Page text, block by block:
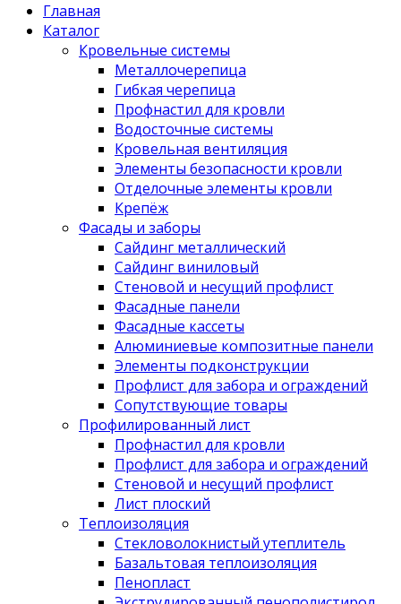
Главная
Каталог
Кровельные системы
Металлочерепица
Гибкая черепица
Профнастил для кровли
Водосточные системы
Кровельная вентиляция
Элементы безопасности кровли
Отделочные элементы кровли
Крепёж
Фасады и заборы
Сайдинг металлический
Сайдинг виниловый
Стеновой и несущий профлист
Фасадные панели
Фасадные кассеты
Алюминиевые композитные панели
Элементы подконструкции
Профлист для забора и ограждений
Сопутствующие товары
Профилированный лист
Профнастил для кровли
Профлист для забора и ограждений
Стеновой и несущий профлист
Лист плоский
Теплоизоляция
Стекловолокнистый утеплитель
Базальтовая теплоизоляция
Пенопласт